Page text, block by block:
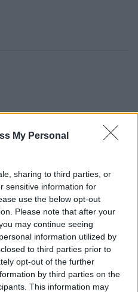
My Personal
sharing to third parties, or
sensitive information for
use the below opt-out
Please note that after your
may continue seeing
information utilized by
to third parties prior to
opt-out of the further
by third parties on the
This information may